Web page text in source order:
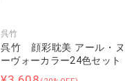
呉竹
呉竹 顔彩耽美 アール・ヌ
ーヴォーカラー24色セット